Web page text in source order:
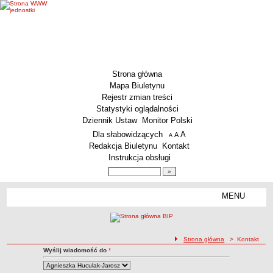
Strona główna
Mapa Biuletynu
Rejestr zmian treści
Statystyki oglądalności
Dziennik Ustaw
Monitor Polski
Menu dodatkowe
Dla słabowidzących A pomniejsz czcionkę
A standardowy rozmiar czcionki
A
Redakcja Biuletynu
Kontakt
Instrukcja obsługi
MENU
KSeF – wystawianie faktur dla MCS Wrocław
ścieżka nawigacji
Strona główna > Kontakt
Kontakt z Redakcją BIPWyślij wiadomość do *